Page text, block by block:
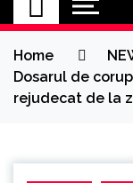
Home
Dosarul de
rejudecat de la